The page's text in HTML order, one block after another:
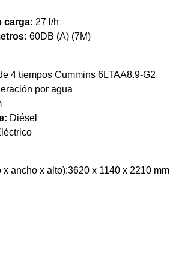
carga: 27 l/h
60DB (A) (7M)
4 tiempos Cummins 6LTAA8.9-G2
por agua
Diésel
x ancho x alto):3620 x 1140 x 2210 mm